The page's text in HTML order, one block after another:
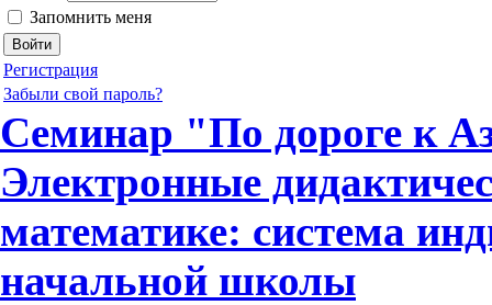
Запомнить меня
Регистрация
Забыли свой пароль?
Семинар "По дороге к
Электронные
математике: система
начальной школы